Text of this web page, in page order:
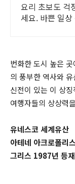
요리 초보도 걱
세요. 바쁜 일
번화한 도시 높은
의 풍부한 역사와
신전이 있는 이 상
여행자들의 상상력
유네스코 세계유산
아테네 아크로폴
그리스 1987년 등재